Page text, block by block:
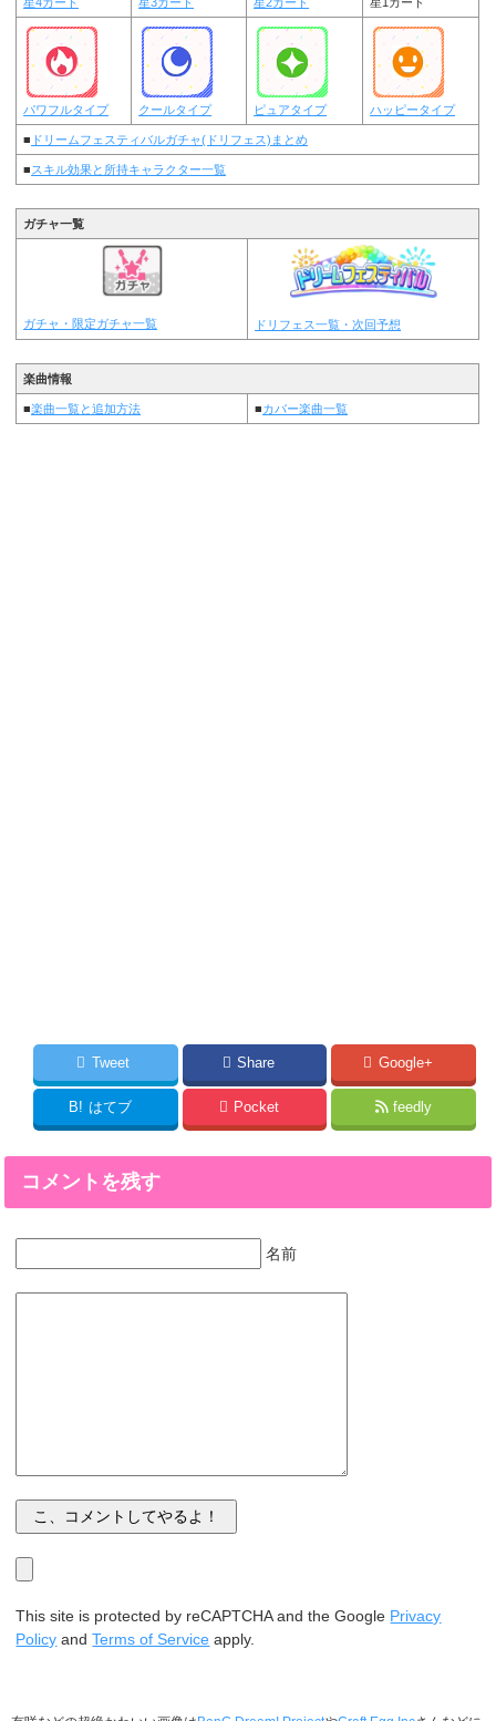
パワフルタイプ クールタイプ ピュアタイプ ハッピータイプ
■ ドリームフェスティバルガチャ(ドリフェス)まとめ
■スキル効果と所持キャラクター一覧
ガチャ一覧
ガチャ・限定ガチャ一覧 ドリフェス一覧・次回予想
楽曲情報
■楽曲一覧と追加方法 ■カバー楽曲一覧
Tweet Share Google+
B! はてブ Pocket feedly
コメントを残す
名前
This site is protected by reCAPTCHA and the Google Privacy
Policy andTerms of Service apply.